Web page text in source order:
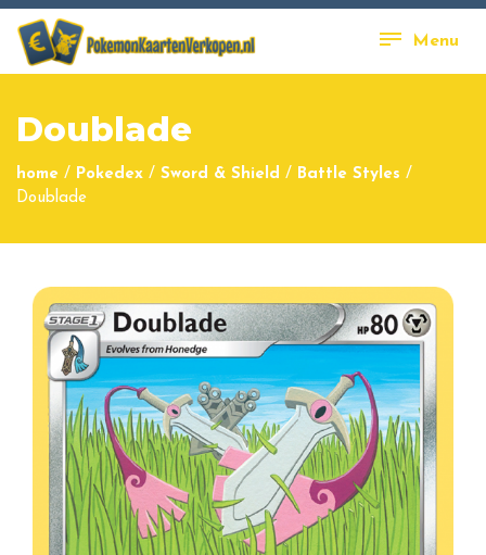
Menu
Doublade
home / Pokedex / Sword & Shield / Battle Styles /
Doublade